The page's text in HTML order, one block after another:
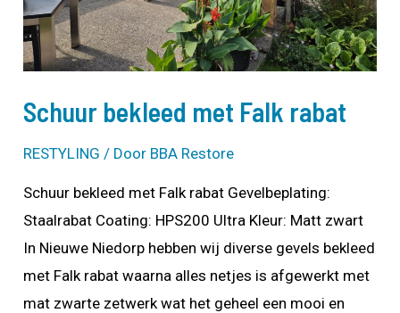
Schuur bekleed met Falk rabat
RESTYLING / Door BBA Restore
Schuur bekleed met Falk rabat Gevelbeplating:
Staalrabat Coating: HPS200 Ultra Kleur: Matt zwart
In Nieuwe Niedorp hebben wij diverse gevels bekleed
met Falk rabat waarna alles netjes is afgewerkt met
mat zwarte zetwerk wat het geheel een mooi en